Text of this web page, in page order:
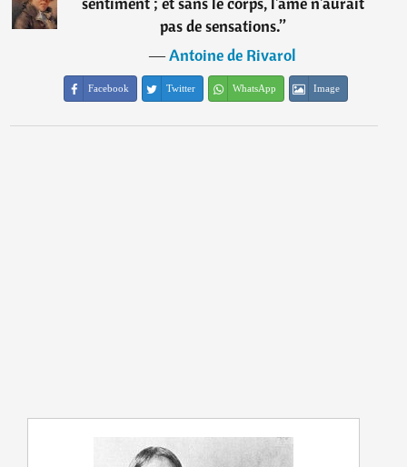
pas de sensations.”
―Antoine de Rivarol
Facebook Twitter WhatsApp Image